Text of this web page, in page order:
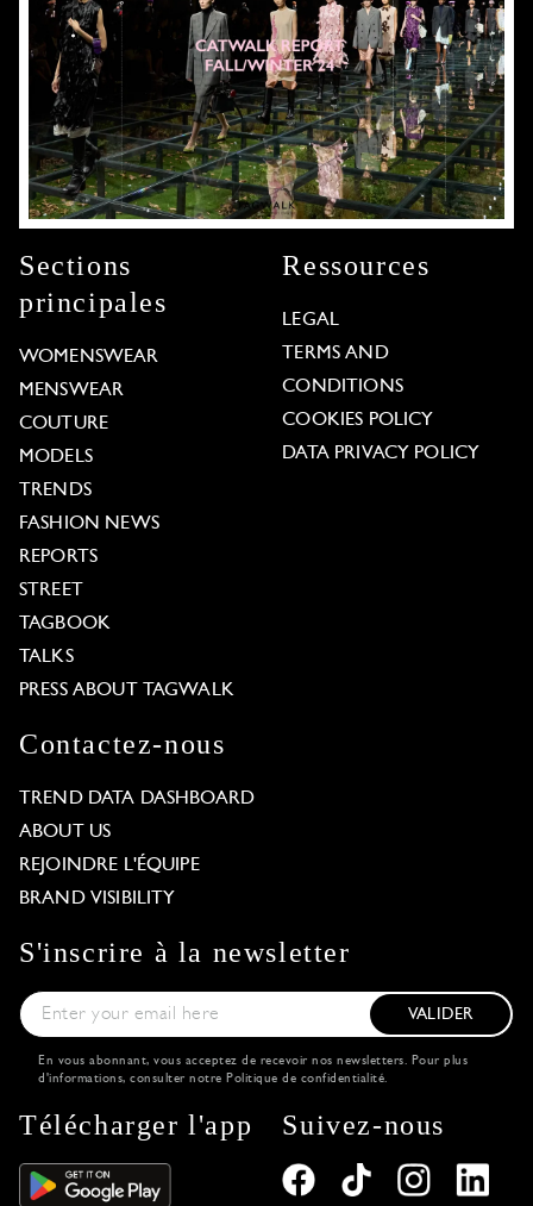
Sections
principales
WOMENSWEAR
MENSWEAR
COUTURE
MODELS
TRENDS
FASHION NEWS
REPORTS
STREET
TAGBOOK
TALKS
PRESS ABOUT TAGWALK
Ressources
LEGAL
TERMS AND
CONDITIONS
COOKIES POLICY
DATA PRIVACY POLICY
Contactez-nous
TREND DATA DASHBOARD
ABOUT US
REJOINDRE L'ÉQUIPE
BRAND VISIBILITY
S'inscrire à la newsletter
VALIDER
En vous abonnant, vous acceptez de recevoir nos newsletters. Pour plus
d'informations, consulter notre Politique de confidentialité.
Télécharger l'app Suivez-nous